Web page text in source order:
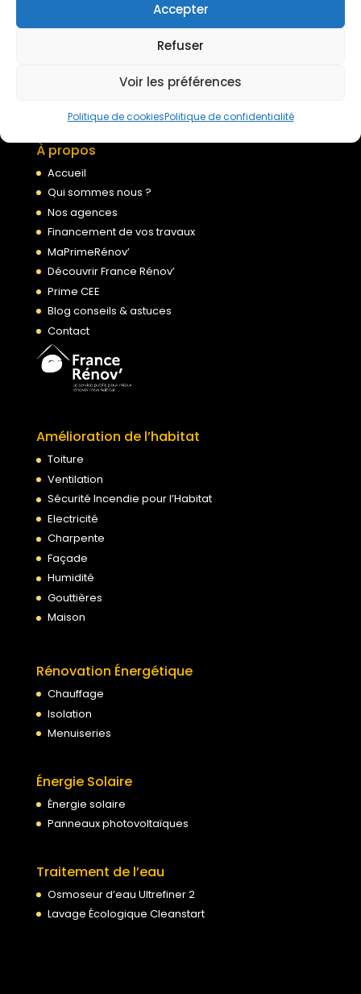
Accepter
Refuser
Voir les préférences
Politique de cookiesPolitique de confidentialité
Conditions générales de services
À propos
Accueil
Qui sommes nous ?
Nos agences
Financement de vos travaux
MaPrimeRénov’
Découvrir France Rénov’
Prime CEE
Blog conseils & astuces
Contact
Amélioration de l’habitat
Toiture
Ventilation
Sécurité Incendie pour l’Habitat
Electricité
Charpente
Façade
Humidité
Gouttières
Maison
Rénovation Énergétique
Chauffage
Isolation
Menuiseries
Énergie Solaire
Énergie solaire
Panneaux photovoltaïques
Traitement de l’eau
Osmoseur d’eau Ultrefiner 2
Lavage Écologique Cleanstart